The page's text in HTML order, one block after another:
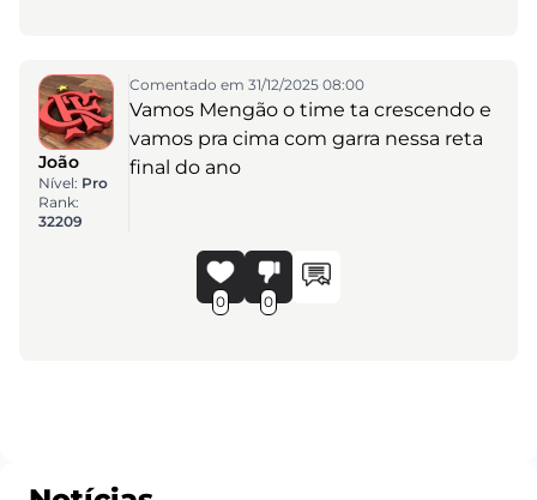
João
Nível: Pro
Rank:
32209
Comentado em 31/12/2025 08:00
Vamos Mengão o time ta crescendo e
vamos pra cima com garra nessa reta
final do ano
0 0